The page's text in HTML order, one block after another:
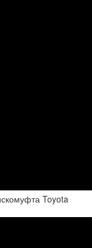
Toyota